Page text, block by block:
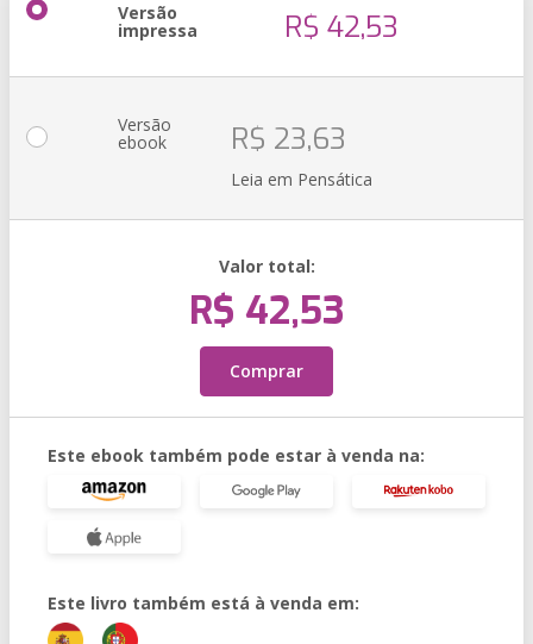
Versão
impressa R$ 42,53
Versão
ebook R$ 23,63
Leia em Pensática
Valor total:
R$ 42,53
Comprar
Este ebook também pode estar à venda na:
Este livro também está à venda em: